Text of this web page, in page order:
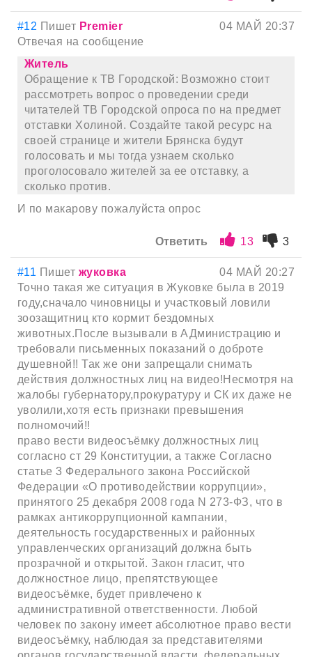
#12 Пишет Premier
04 МАЙ 20:37
Отвечая на сообщение
Житель
Обращение к ТВ Городской: Возможно стоит
рассмотреть вопрос о проведении среди
читателей ТВ Городской опроса по на предмет
отставки Холиной. Создайте такой ресурс на
своей странице и жители Брянска будут
голосовать и мы тогда узнаем сколько
проголосовало жителей за ее отставку, а
сколько против.
И по макарову пожалуйста опрос
Ответить 13 3
#11 Пишет жуковка
04 МАЙ 20:27
Точно такая же ситуация в Жуковке была в 2019
году,сначало чиновницы и участковый ловили
зоозащитниц кто кормит бездомных
животных.После вызывали в АДминистрацию и
требовали письменных показаний о доброте
душевной!! Так же они запрещали снимать
действия должностных лиц на видео!Несмотря на
жалобы губернатору,прокуратуру и СК их даже не
уволили,хотя есть признаки превышения
полномочий!!
право вести видеосъёмку должностных лиц
согласно ст 29 Конституции, а также Согласно
статье 3 Федерального закона Российской
Федерации «О противодействии коррупции»,
принятого 25 декабря 2008 года N 273-ФЗ, что в
рамках антикоррупционной кампании,
деятельность государственных и районных
управленческих организаций должна быть
прозрачной и открытой. Закон гласит, что
должностное лицо, препятствующее
видеосъёмке, будет привлечено к
административной ответственности. Любой
человек по закону имеет абсолютное право вести
видеосъёмку, наблюдая за представителями